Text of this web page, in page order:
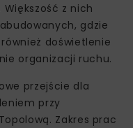
Większość z nich
gdzie
doświetlenie
organizacji ruchu.
przejście dla
przy
Zakres prac